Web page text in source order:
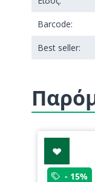
Barcode:
Best seller:
- 15%